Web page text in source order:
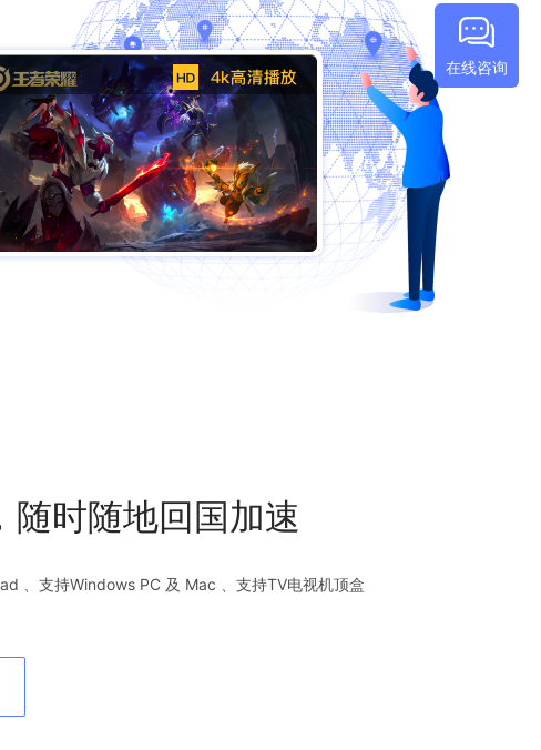
在线咨询
随时随地回国加速
、支持Windows PC 及 Mac 、支持TV电视机顶盒